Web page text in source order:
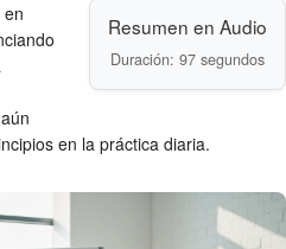
Resumen en Audio
Duración: 97 segundos
en la práctica diaria.